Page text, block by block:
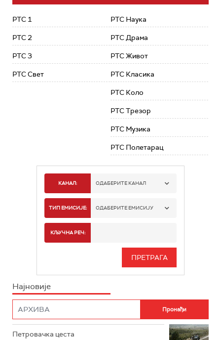
РТС 1
РТС 2
РТС 3
РТС Свет
РТС Наука
РТС Драма
РТС Живот
РТС Класика
РТС Коло
РТС Трезор
РТС Музика
РТС Полетарац
КАНАЛ: ОДАБЕРИТЕ КАНАЛ
РТС 1
РТС 3
ТИП ЕМИСИЈЕ: ОДАБЕРИТЕ ЕМИСИЈУ
ИНФО
КЉУЧНА РЕЧ:
Најновије
Петровачка цеста